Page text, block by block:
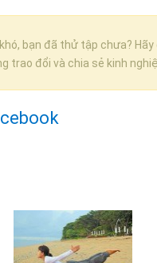
bạn đã thử tập chưa?
trao đổi và chia sẻ kinh